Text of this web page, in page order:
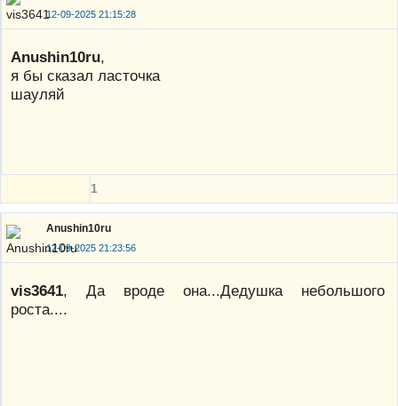
12-09-2025 21:15:28
Anushin10ru,
я бы сказал ласточка
шауляй
1
Anushin10ru
12-09-2025 21:23:56
vis3641, Да вроде она...Дедушка небольшого
роста....